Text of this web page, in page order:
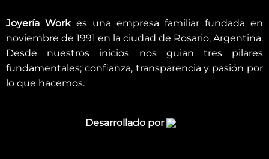
Joyería Workes una empresa familiar fundada en
noviembre de 1991 en la ciudad de Rosario, Argentina.
Desde nuestros inicios nos guian tres pilares
fundamentales; confianza, transparencia y pasión por
lo que hacemos.
Desarrollado por